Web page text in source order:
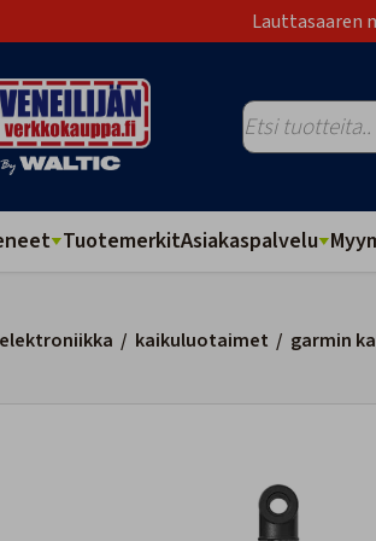
Lauttasaaren
TuotemerkitAsiakaspalvelu
elektroniikka / kaikuluotaimet / garmin